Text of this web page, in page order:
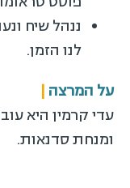
ננהל שיח
לנו הזמן.
על המרצה |
עדי קרמין היא
ומנחת סדנאות.